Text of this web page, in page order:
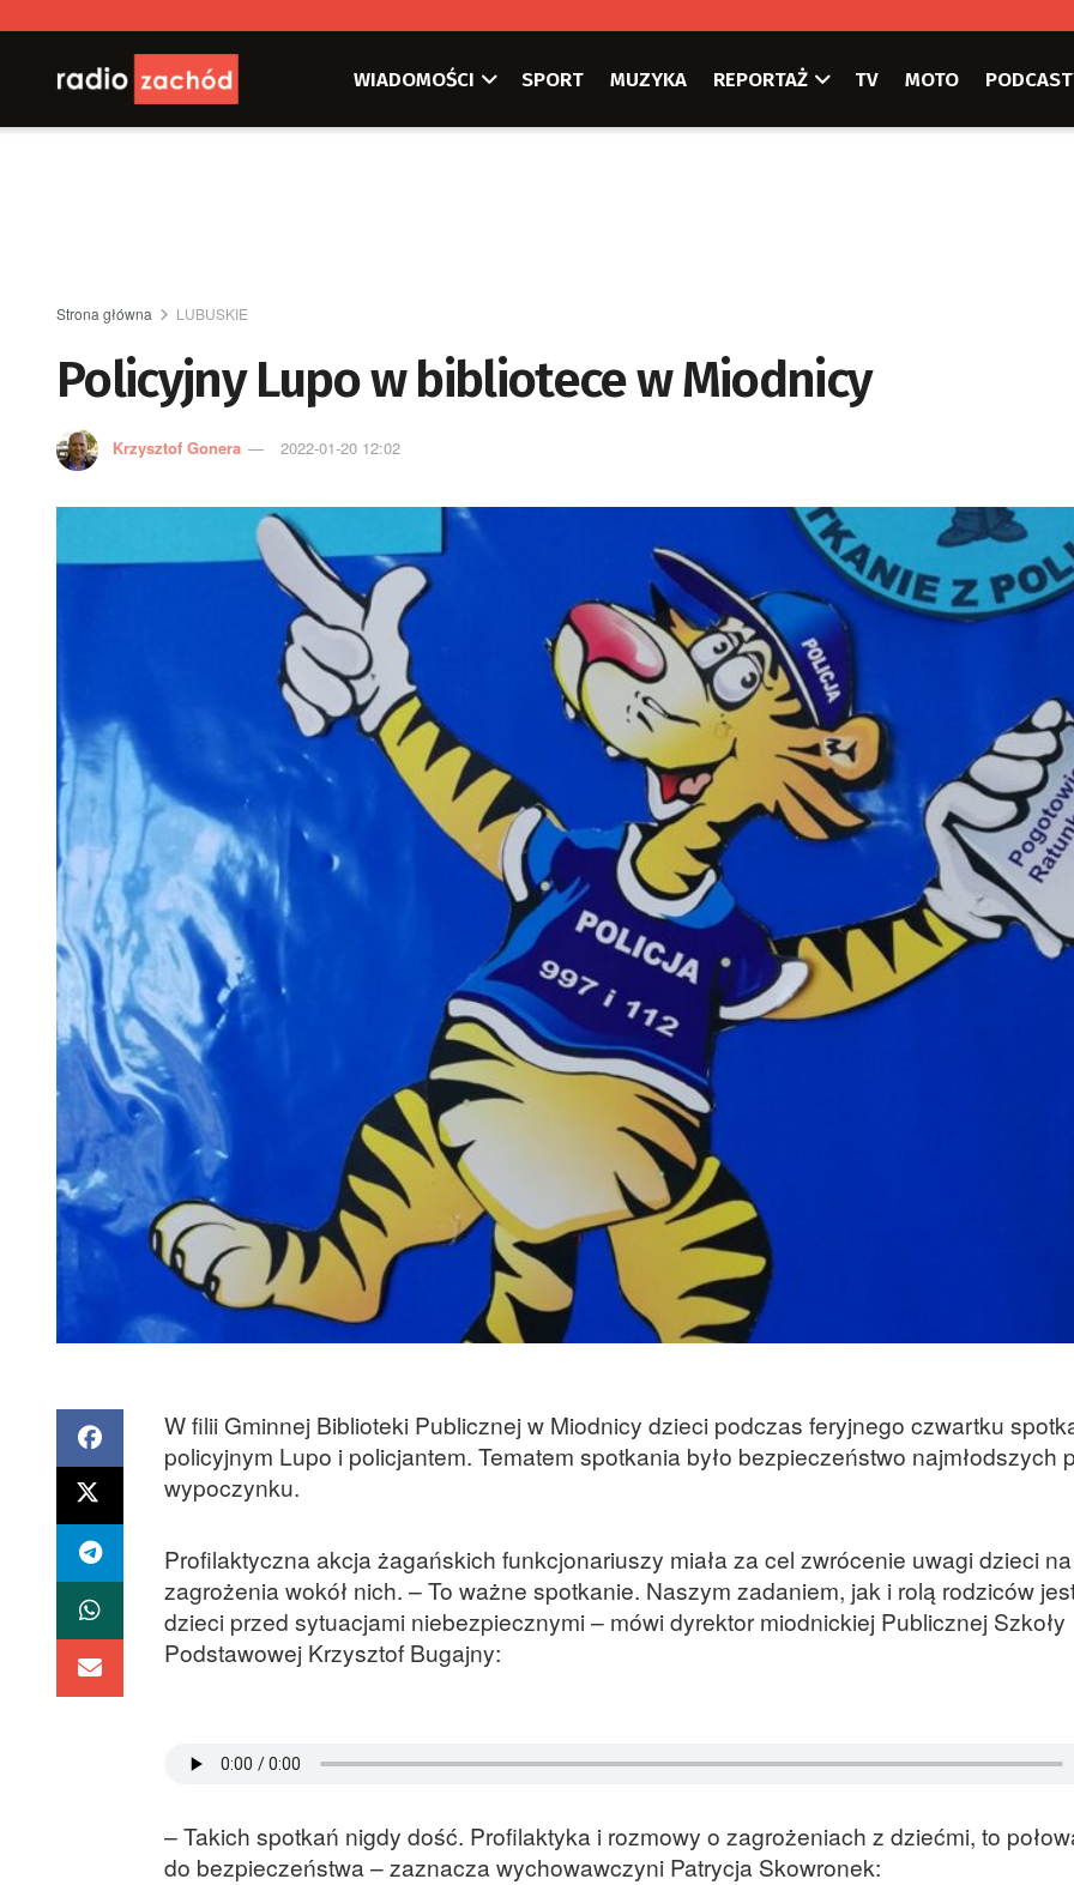
WIADOMOŚCI SPORT MUZYKA REPORTAŻ TV MOTO
Strona główna LUBUSKIE
Policyjny Lupo w bibliotece w Miodnicy
Krzysztof Gonera 2022-01-20 12:02
W filii Gminnej Biblioteki Publicznej w Miodnicy dzieci podczas feryjnego czwartku
policyjnym Lupo i policjantem. Tematem spotkania było bezpieczeństwo najmłodszych
wypoczynku.
Profilaktyczna akcja żagańskich funkcjonariuszy miała za cel zwrócenie uwagi dzieci na
zagrożenia wokół nich. – To ważne spotkanie. Naszym zadaniem, jak i rolą rodziców
dzieci przed sytuacjami niebezpiecznymi – mówi dyrektor miodnickiej Publicznej Szkoły
Podstawowej Krzysztof Bugajny:
– Takich spotkań nigdy dość. Profilaktyka i rozmowy o zagrożeniach z dziećmi, to
do bezpieczeństwa – zaznacza wychowawczyni Patrycja Skowronek: